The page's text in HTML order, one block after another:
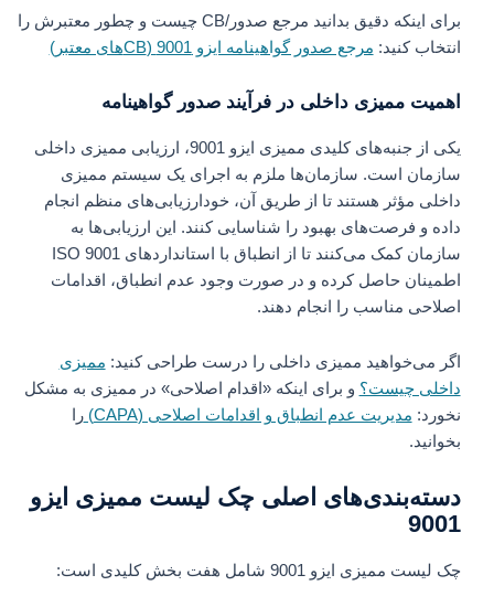
برای اینکه دقیق بدانید مرجع صدور/CB چیست و چطور معتبرش را
انتخاب کنید:مرجع صدور گواهینامه ایزو 9001 (CBهای معتبر)
اهمیت ممیزی داخلی در فرآیند صدور گواهینامه
یکی از جنبه‌های کلیدی ممیزی ایزو 9001، ارزیابی ممیزی داخلی
سازمان است. سازمان‌ها ملزم به اجرای یک سیستم ممیزی
داخلی مؤثر هستند تا از طریق آن، خودارزیابی‌های منظم انجام
داده و فرصت‌های بهبود را شناسایی کنند. این ارزیابی‌ها به
سازمان کمک می‌کنند تا از انطباق با استانداردهای ISO 9001
اطمینان حاصل کرده و در صورت وجود عدم انطباق، اقدامات
اصلاحی مناسب را انجام دهند.
اگر می‌خواهید ممیزی داخلی را درست طراحی کنید:ممیزی
داخلی چیست؟و برای اینکه «اقدام اصلاحی» در ممیزی به مشکل
نخورد:مدیریت عدم انطباق و اقدامات اصلاحی (CAPA)
را
بخوانید.
دسته‌بندی‌های اصلی چک لیست ممیزی ایزو
9001
چک لیست ممیزی ایزو 9001 شامل هفت بخش کلیدی است: